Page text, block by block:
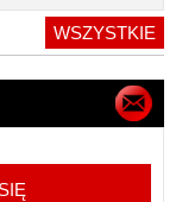
WSZYSTKIE